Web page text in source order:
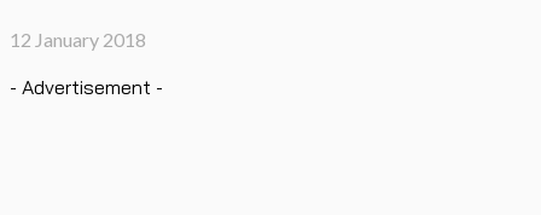
12 January 2018
- Advertisement -